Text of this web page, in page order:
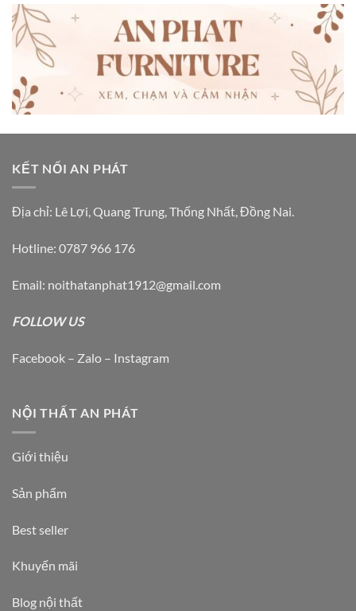
KẾT NỐI AN PHÁT
Địa chỉ: Lê Lợi, Quang Trung, Thống Nhất, Đồng Nai.
Hotline: 0787 966 176
Email: noithatanphat1912@gmail.com
FOLLOW US
Facebook – Zalo – Instagram
NỘI THẤT AN PHÁT
Giới thiệu
Sản phẩm
Best seller
Khuyến mãi
Blog nội thất